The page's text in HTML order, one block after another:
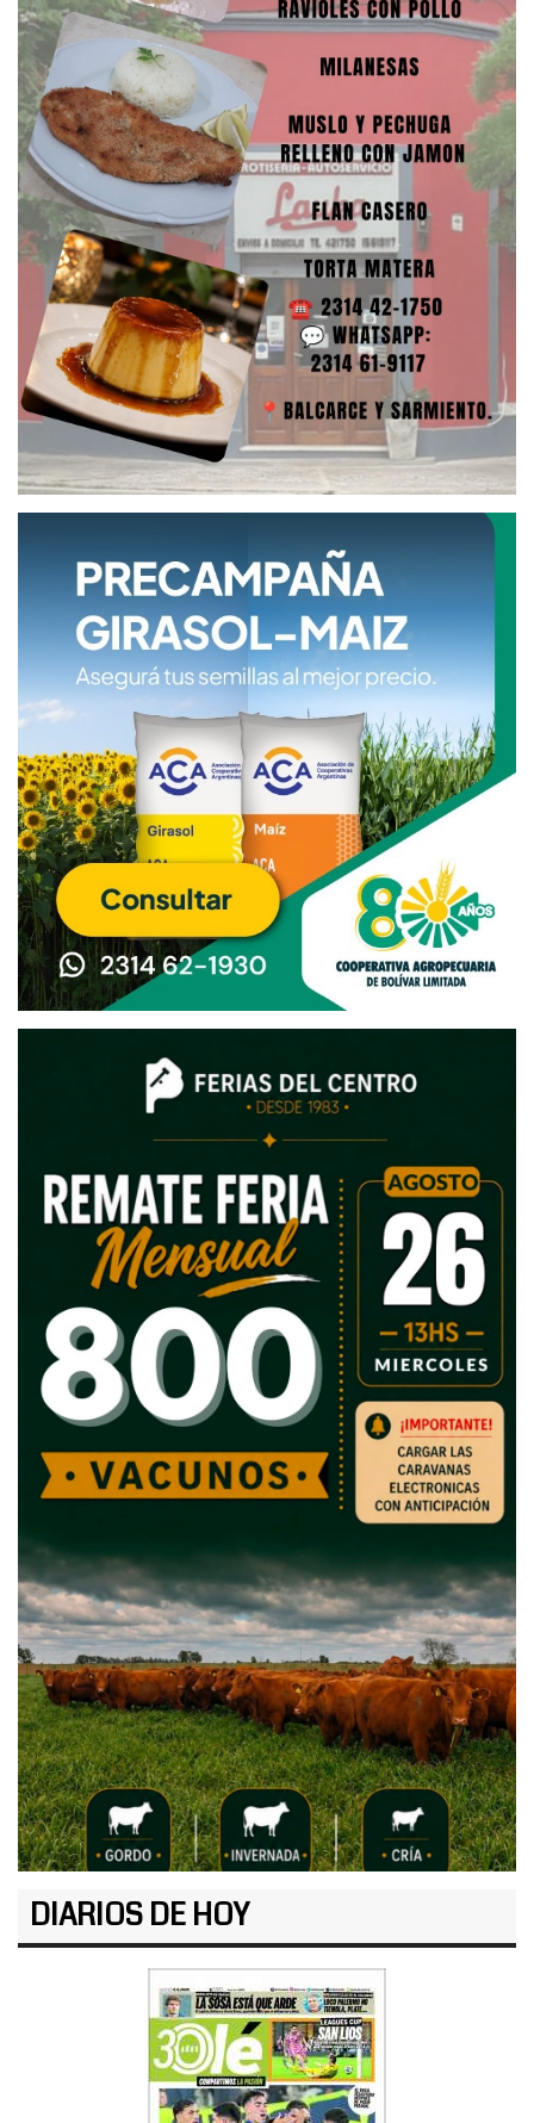
DIARIOS DE HOY